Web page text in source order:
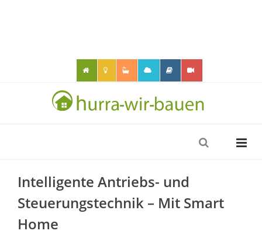
Intelligente Antriebs- und
Steuerungstechnik – Mit Smart
Home